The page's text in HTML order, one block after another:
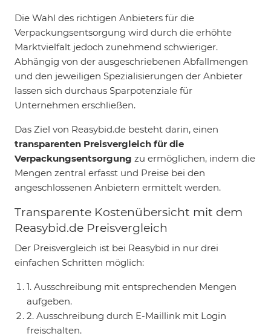
Die Wahl des richtigen Anbieters für die
Verpackungsentsorgung wird durch die erhöhte
Marktvielfalt jedoch zunehmend schwieriger.
Abhängig von der ausgeschriebenen Abfallmengen
und den jeweiligen Spezialisierungen der Anbieter
lassen sich durchaus Sparpotenziale für
Unternehmen erschließen.
Das Ziel von Reasybid.de besteht darin, einen
transparenten Preisvergleich für die
Verpackungsentsorgung zu ermöglichen, indem die
Mengen zentral erfasst und Preise bei den
angeschlossenen Anbietern ermittelt werden.
Transparente Kostenübersicht mit dem
Reasybid.de Preisvergleich
Der Preisvergleich ist bei Reasybid in nur drei
einfachen Schritten möglich:
1. Ausschreibung mit entsprechenden Mengen
aufgeben.
2. Ausschreibung durch E-Maillink mit Login
freischalten.